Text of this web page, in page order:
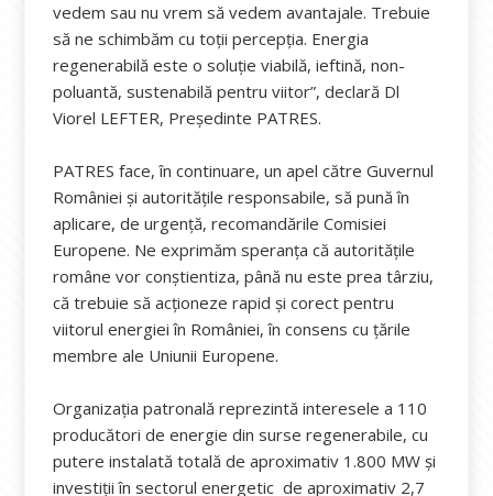
vedem sau nu vrem să vedem avantajale. Trebuie
să ne schimbăm cu toții percepția. Energia
regenerabilă este o soluție viabilă, ieftină, non-
poluantă, sustenabilă pentru viitor”, declară Dl
Viorel LEFTER, Președinte PATRES.
PATRES face, în continuare, un apel către Guvernul
României și autoritățile responsabile, să pună în
aplicare, de urgență, recomandările Comisiei
Europene. Ne exprimăm speranța că autoritățile
române vor conștientiza, până nu este prea târziu,
că trebuie să acționeze rapid și corect pentru
viitorul energiei în României, în consens cu țările
membre ale Uniunii Europene.
Organizația patronală reprezintă interesele a 110
producători de energie din surse regenerabile, cu
putere instalată totală de aproximativ 1.800 MW și
investiții în sectorul energetic de aproximativ 2,7